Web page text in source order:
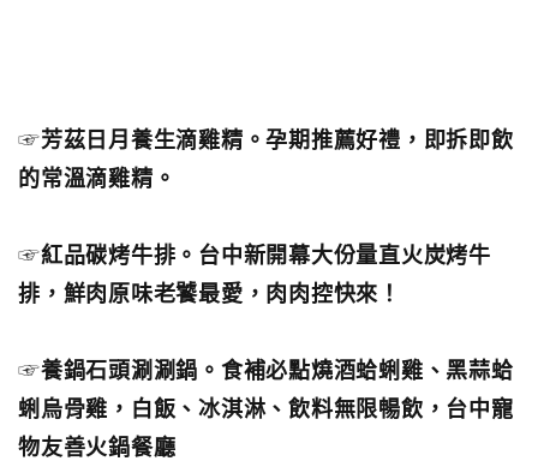
☞芳茲日月養生滴雞精。孕期推薦好禮，即拆即飲
的常溫滴雞精。
☞紅品碳烤牛排。台中新開幕大份量直火炭烤牛
排，鮮肉原味老饕最愛，肉肉控快來！
☞養鍋石頭涮涮鍋。食補必點燒酒蛤蜊雞、黑蒜蛤
蜊烏骨雞，白飯、冰淇淋、飲料無限暢飲，台中寵
物友善火鍋餐廳